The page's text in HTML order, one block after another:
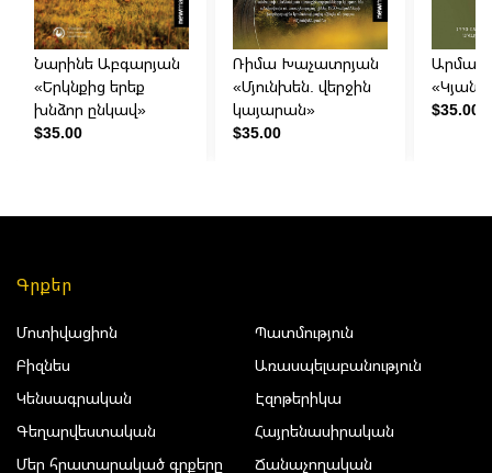
Նարինե Աբգարյան
«Երկնքից երեք
խնձոր ընկավ»
$35.00
Ռիմա Խաչատրյան
«Մյունխեն. վերջին
կայարան»
$35.00
Արման
$35.00
Գրքեր
Մոտիվացիոն
Բիզնես
Կենսագրական
Գեղարվեստական
Մեր հրատարակած գրքերը
Պատմություն
Առասպելաբանություն
Էզոթերիկա
Հայրենասիրական
Ճանաչողական